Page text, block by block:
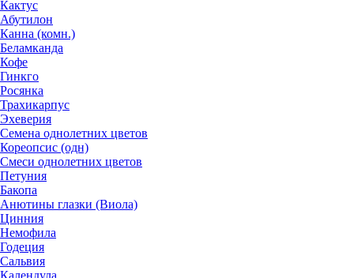
Кактус
Абутилон
Канна (комн.)
Беламканда
Кофе
Гинкго
Росянка
Трахикарпус
Эхеверия
Семена однолетних цветов
Кореопсис (одн)
Смеси однолетних цветов
Петуния
Бакопа
Анютины глазки (Виола)
Цинния
Немофила
Годеция
Сальвия
Календула